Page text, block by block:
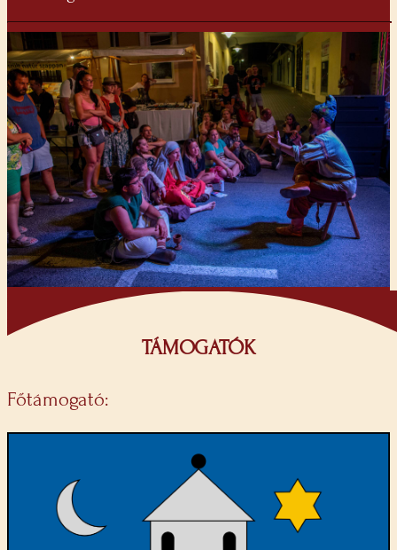
TÁMOGATÓK
Főtámogató: